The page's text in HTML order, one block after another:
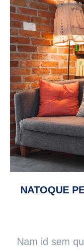
NATOQUE
Nam id sem